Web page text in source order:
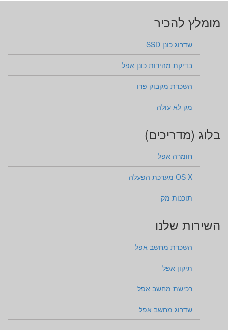
מומלץ להכיר
שדרוג כונן SSD
בדיקת מהירות כונן אפל
השכרת מקבוק פרו
מק לא עולה
בלוג (מדריכים)
חומרה אפל
OS X מערכת הפעלה
תוכנות מק
השירות שלנו
השכרת מחשב אפל
תיקון אפל
רכישת מחשב אפל
שדרוג מחשב אפל